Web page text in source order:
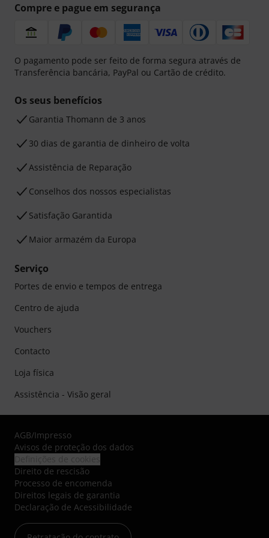
Compre e pague em segurança
O pagamento pode ser feito de forma segura através de
Transferência bancária, PayPal ou Cartão de crédito.
Os seus benefícios
Garantia Thomann de 3 anos
30 dias de garantia de dinheiro de volta
Assistência de Reparação
Conselhos dos nossos especialistas
Satisfação Garantida
Maior armazém da Europa
Serviço
Portes de envio e tempos de entrega
Centro de ajuda
Vouchers
Contacto
Loja física
Assistência - Visão geral
AGB/Impresso
Avisos de proteção dos dados
Direito de rescisão
Processo de encomenda
Direitos legais de garantia
Declaração de Acessibilidade